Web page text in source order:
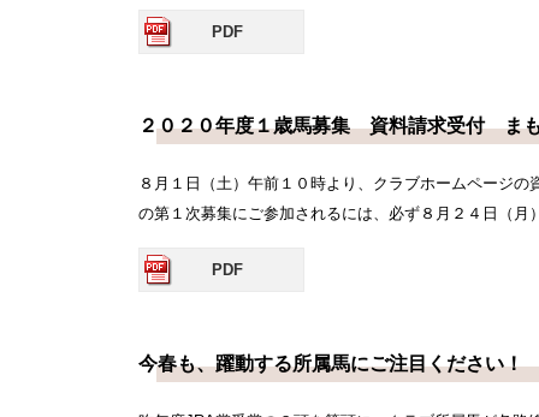
PDF
２０２０年度１歳馬募集 資料請求受付 ま
８月１日（土）午前１０時より、クラブホームページ
の第１次募集にご参加されるには、必ず８月２４日（
PDF
今春も、躍動する所属馬にご注目ください！